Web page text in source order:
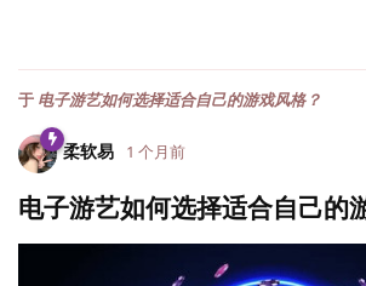
于 电子游艺如何选择适合自己的游戏风格？
柔软易 1 个月前
电子游艺如何选择适合自己的